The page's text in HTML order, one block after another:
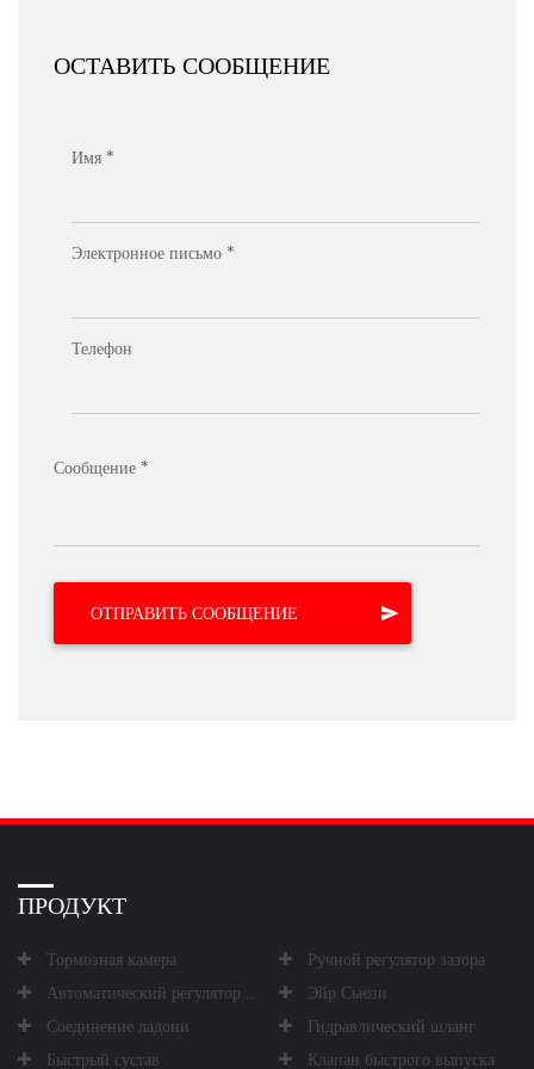
ОСТАВИТЬ СООБЩЕНИЕ
Имя *
Электронное письмо *
Телефон
Сообщение *
ПРОДУКТ
Тормозная камера
Ручной регулятор зазора
Автоматический регулятор зазора
Эйр Сьюзи
Соединение ладони
Гидравлический шланг
Быстрый сустав
Клапан быстрого выпуска